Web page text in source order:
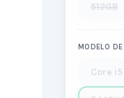
512GB
MODELO
Core i5